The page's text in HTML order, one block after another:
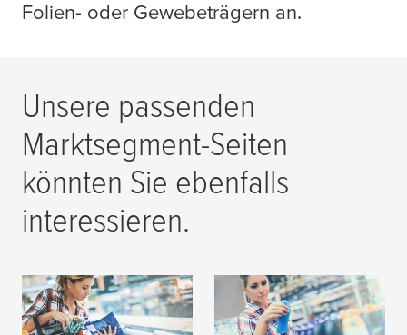
Folien- oder Gewebeträgern an.
Unsere passenden
Marktsegment-Seiten
könnten Sie ebenfalls
interessieren.
Flexodruckindustrie Etikettendruck